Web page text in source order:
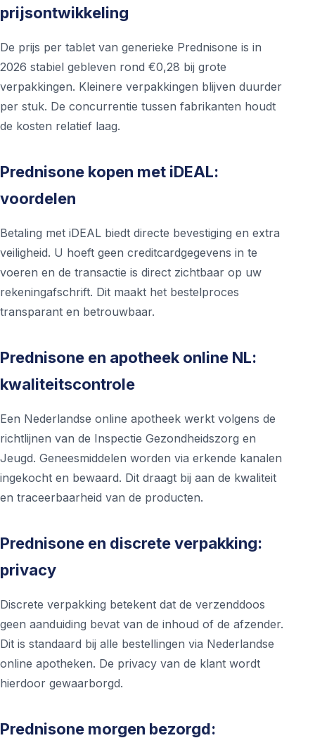
prijsontwikkeling
De prijs per tablet van generieke Prednisone is in
2026 stabiel gebleven rond €0,28 bij grote
verpakkingen. Kleinere verpakkingen blijven duurder
per stuk. De concurrentie tussen fabrikanten houdt
de kosten relatief laag.
Prednisone kopen met iDEAL:
voordelen
Betaling met iDEAL biedt directe bevestiging en extra
veiligheid. U hoeft geen creditcardgegevens in te
voeren en de transactie is direct zichtbaar op uw
rekeningafschrift. Dit maakt het bestelproces
transparant en betrouwbaar.
Prednisone en apotheek online NL:
kwaliteitscontrole
Een Nederlandse online apotheek werkt volgens de
richtlijnen van de Inspectie Gezondheidszorg en
Jeugd. Geneesmiddelen worden via erkende kanalen
ingekocht en bewaard. Dit draagt bij aan de kwaliteit
en traceerbaarheid van de producten.
Prednisone en discrete verpakking:
privacy
Discrete verpakking betekent dat de verzenddoos
geen aanduiding bevat van de inhoud of de afzender.
Dit is standaard bij alle bestellingen via Nederlandse
online apotheken. De privacy van de klant wordt
hierdoor gewaarborgd.
Prednisone morgen bezorgd: